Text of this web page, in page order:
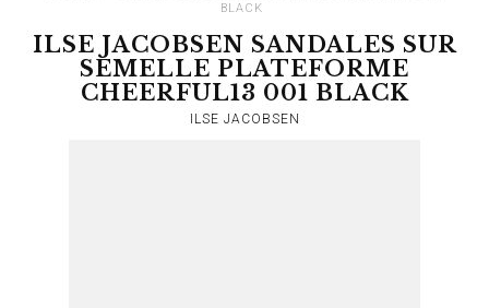
BLACK
ILSE JACOBSEN SANDALES SUR
SEMELLE PLATEFORME
CHEERFUL13 001 BLACK
ILSE JACOBSEN